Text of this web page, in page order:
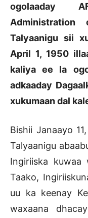
ogolaaday
Talyaanigu sii
April 1, 1950
kaliya ee la
adkaaday
xukumaan dal
Bishii Janaayo
Talyaanigu
Ingiriiska kuwaa
Taako,
uu ka keenay
waxaana